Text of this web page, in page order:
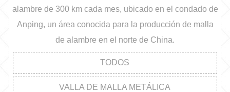
alambre de 300 km cada mes, ubicado en el condado de
Anping, un área conocida para la producción de malla
de alambre en el norte de China.
TODOS
VALLA DE MALLA METÁLICA